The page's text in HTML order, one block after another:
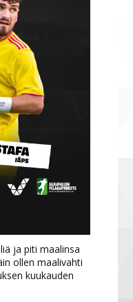
ja piti maalinsa
ollen maalivahti
kuukauden